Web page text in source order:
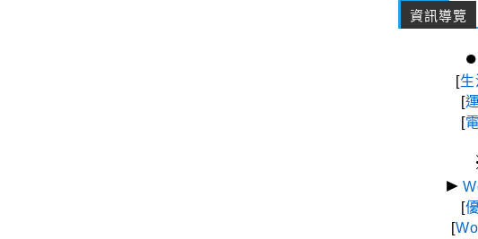
資訊導覽
●
[生
[
[
►
[
[